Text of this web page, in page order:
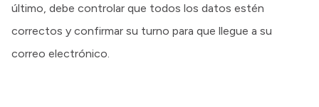
último, debe controlar que todos los datos estén
correctos y confirmar su turno para que llegue a su
correo electrónico.